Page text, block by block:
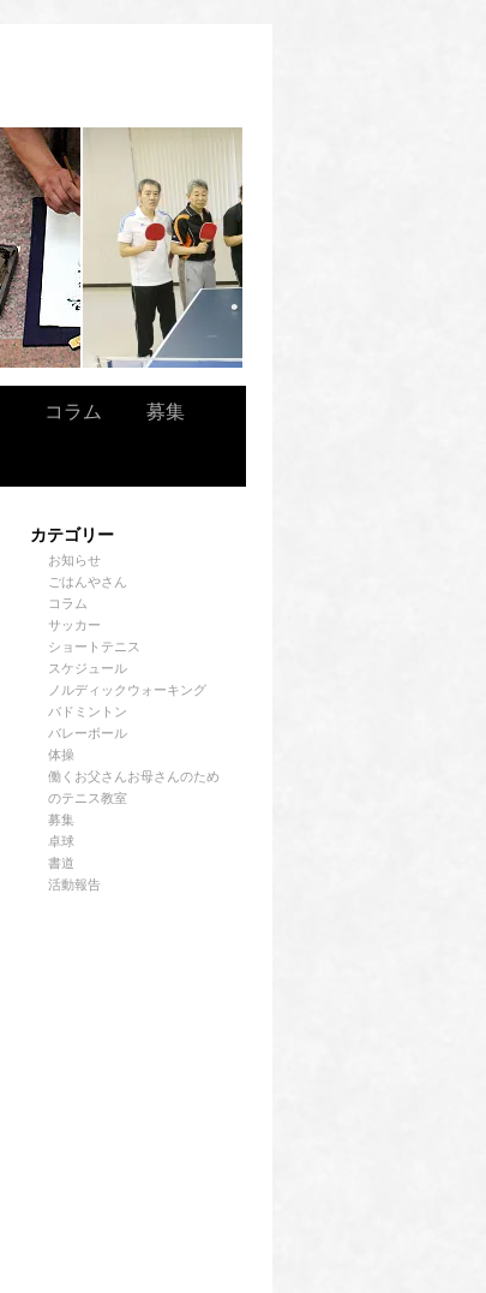
コラム
募集
カテゴリー
お知らせ
ごはんやさん
コラム
サッカー
ショートテニス
スケジュール
ノルディックウォーキング
バドミントン
バレーボール
体操
働くお父さんお母さんのため
のテニス教室
募集
卓球
書道
活動報告